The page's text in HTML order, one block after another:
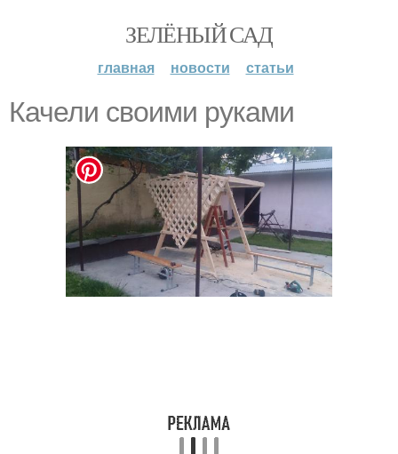
ЗЕЛЁНЫЙ САД
главная новости статьи
Качели своими руками